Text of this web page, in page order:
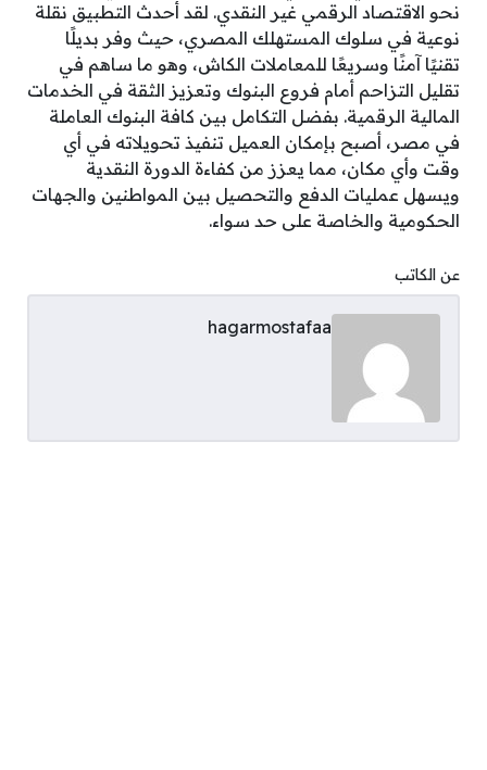
نحو الاقتصاد الرقمي غير النقدي. لقد أحدث التطبيق نقلة
نوعية في سلوك المستهلك المصري، حيث وفر بديلًا
تقنيًا آمنًا وسريعًا للمعاملات الكاش، وهو ما ساهم في
تقليل التزاحم أمام فروع البنوك وتعزيز الثقة في الخدمات
المالية الرقمية. بفضل التكامل بين كافة البنوك العاملة
في مصر، أصبح بإمكان العميل تنفيذ تحويلاته في أي
وقت وأي مكان، مما يعزز من كفاءة الدورة النقدية
ويسهل عمليات الدفع والتحصيل بين المواطنين والجهات
الحكومية والخاصة على حد سواء.
عن الكاتب
hagarmostafaa